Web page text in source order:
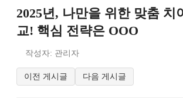
2025년, 나만을 위한 맞춤 치
교! 핵심 전략은 OOO
작성자: 관리자
이전 게시글 다음 게시글